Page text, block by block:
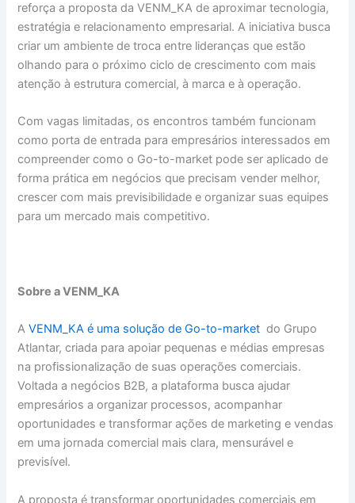
reforça a proposta da VENM_KA de aproximar tecnologia,
estratégia e relacionamento empresarial. A iniciativa busca
criar um ambiente de troca entre lideranças que estão
olhando para o próximo ciclo de crescimento com mais
atenção à estrutura comercial, à marca e à operação.
Com vagas limitadas, os encontros também funcionam
como porta de entrada para empresários interessados em
compreender como o Go-to-market pode ser aplicado de
forma prática em negócios que precisam vender melhor,
crescer com mais previsibilidade e organizar suas equipes
para um mercado mais competitivo.
Sobre a VENM_KA
AVENM_KA é uma solução de Go-to-market do Grupo
Atlantar, criada para apoiar pequenas e médias empresas
na profissionalização de suas operações comerciais.
Voltada a negócios B2B, a plataforma busca ajudar
empresários a organizar processos, acompanhar
oportunidades e transformar ações de marketing e vendas
em uma jornada comercial mais clara, mensurável e
previsível.
A proposta é transformar oportunidades comerciais em